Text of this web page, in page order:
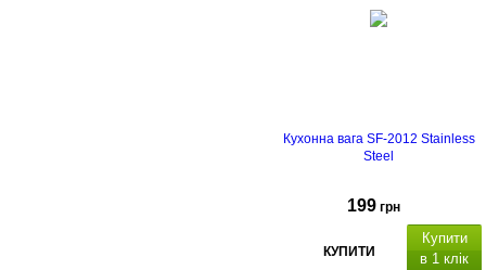
Кухонна вага SF-2012 Stainless
Steel
199 грн
КУПИТИ
Купити
в 1 клік